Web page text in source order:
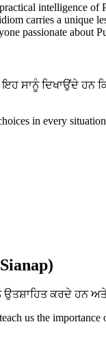
intelligence
carries a unique
passionate about
ਦਿਖਾਉਂਦੇ ਹਨ
in every
ਕਰਦੇ ਹਨ ਅਤੇ
us the